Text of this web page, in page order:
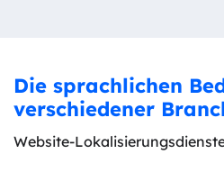
Die sprachlichen
verschiedener
Website-